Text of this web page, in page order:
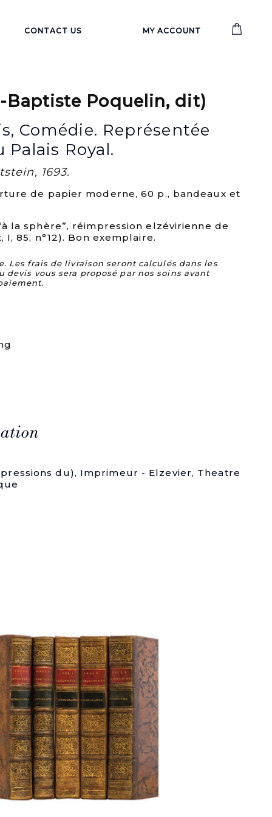
CONTACT US MY ACCOUNT
Baptiste Poquelin, dit)
Comédie. Représentée
Royal.
1693.
de papier moderne, 60 p., bandeaux et
la sphère”, réimpression elzévirienne de
I, 85, n°12). Bon exemplaire.
Les frais de livraison seront calculés dans les
devis vous sera proposé par nos soins avant
du), Imprimeur - Elzevier, Theatre